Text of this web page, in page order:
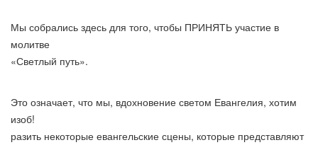
Мы собрались здесь для того, чтобы ПРИНЯТЬ участие в
молитве
«Светлый путь».
Это означает, что мы, вдохновение светом Евангелия, хотим
изоб!
разить некоторые евангельские сцены, которые представляют